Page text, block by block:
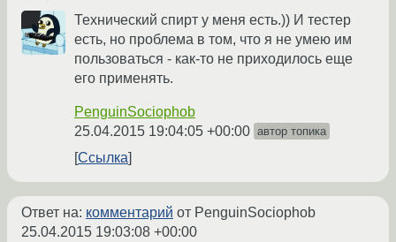
Технический спирт у меня есть.)) И тестер
есть, но проблема в том, что я не умею им
пользоваться - как-то не приходилось еще
его применять.
PenguinSociophob
25.04.2015 19:04:05 +00:00 автор топика
Ссылка
Ответ на: комментарий от PenguinSociophob
25.04.2015 19:03:08 +00:00